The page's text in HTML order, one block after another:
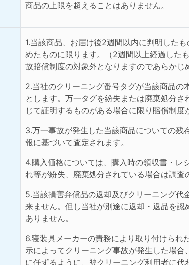
商品の上限を超えることはありません。
1.当該商品、お届け後2週間以内に判明した
めたものに限ります。（2週間以上経過した
故賠償制度の対象外となりますのであらかじ
2.当社のクリーニング番号タグが当該商品の
とします。万一タグを紛失または廃棄処分さ
じて証明するものがある場合に限り賠償制度
3.万一事故が発生した当該商品についての残
報に基づいて査定されます。
4.購入価格については、購入時の領収書・レ
れ等が紛失、廃棄処分されている場合は調査
5.当該損害弁償品の返却及びクリーニング代
来ません。但し当社が別途に返却・返品を認
ありません。
6.寝装具メーカーの責務により取り付けられ
示によってクリーニング事故が発生した場合
に任ずるように、被クリーニング利用者に代